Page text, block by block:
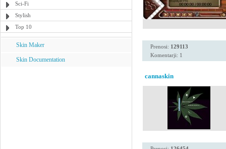
Sci-Fi
Stylish
Top 10
Skin Maker
Skin Documentation
Prenosi: 129113
Komentarji: 1
cannaskin